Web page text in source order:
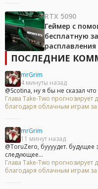
RTX 5090
Геймер с
бесплатную
ПОСЛЕДНИЕ
mrGrim
4 минуты назад
@Scotina, ну я бы не сказал
Глава Take-Two прогнозирует
благодаря облачным играм за
mrGrim
11 минут назад
@ToruZero, буууудет.
следующее...
Глава Take-Two прогнозирует
благодаря облачным играм за